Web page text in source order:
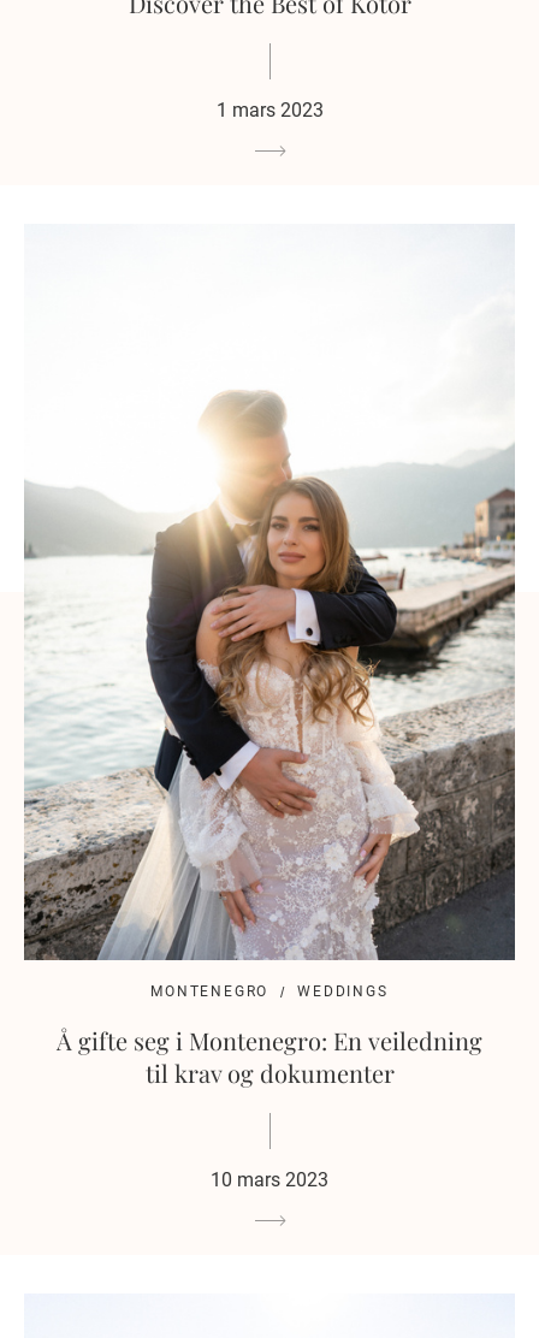
1 mars 2023
MONTENEGRO WEDDINGS
Å gifte seg i Montenegro: En veiledning
til krav og dokumenter
10 mars 2023